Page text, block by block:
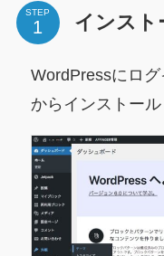
STEP インスト
WordPressにロ
からインストール